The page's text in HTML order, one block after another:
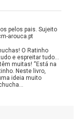
pelos pais. Sujeito
arouca.pt
O Ratinho
e espreitar tudo…
muitas! “Está na
Neste livro,
ideia muito